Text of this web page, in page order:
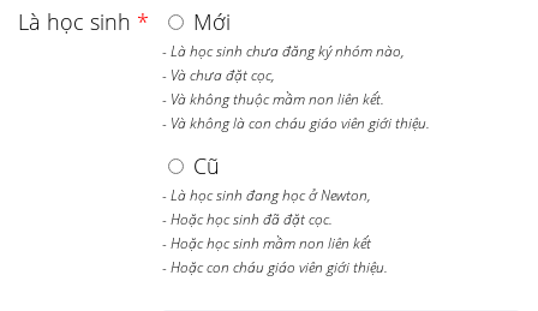
Là học sinh * Mới
- Là học sinh chưa đăng ký nhóm nào,
- Và chưa đặt cọc,
- Và không thuộc mầm non liên kết.
- Và không là con cháu giáo viên giới thiệu.
Cũ
- Là học sinh đang học ở Newton,
- Hoặc học sinh đã đặt cọc.
- Hoặc học sinh mầm non liên kết
- Hoặc con cháu giáo viên giới thiệu.